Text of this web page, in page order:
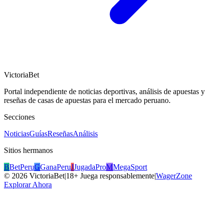
VictoriaBet
Portal independiente de noticias deportivas, análisis de apuestas y
reseñas de casas de apuestas para el mercado peruano.
Secciones
NoticiasGuíasReseñasAnálisis
Sitios hermanos
BBetPeruGGanaPeruJJugadaProMMegaSport
© 2026 VictoriaBet|18+ Juega responsablemente|WagerZone
Explorar Ahora